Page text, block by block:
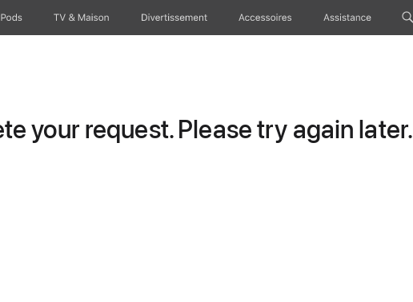
TV & Maison Divertissements Accessoires Assistance
your request. Please try again later.